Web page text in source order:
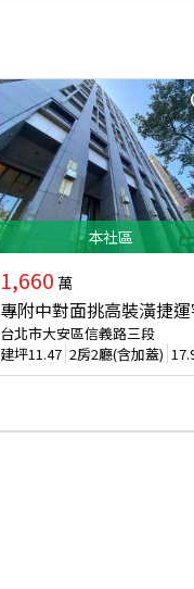
本社區
1,660 萬
專附中對面挑高裝潢捷
台北市大安區信義路三段
建坪11.47 2房2廳(含加蓋)